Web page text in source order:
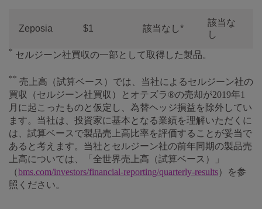
Zeposia $1 該当なし*
該当な
し
* セルジーン社買収の一部として取得した製品。
** 売上高（試算ベース）では、当社によるセルジーン社の
買収（セルジーン社買収）とオテズラ®の売却が2019年1
月に起こったものと仮定し、為替ヘッジ損益を除外してい
ます。当社は、投資家に基本となる業績を理解いただくに
は、試算ベースで製品売上高比率を評価することが妥当で
あると考えます。当社とセルジーン社の前年同期の製品売
上高については、「全世界売上高（試算ベース）」
（bms.com/investors/financial-reporting/quarterly-results）を参
照ください。